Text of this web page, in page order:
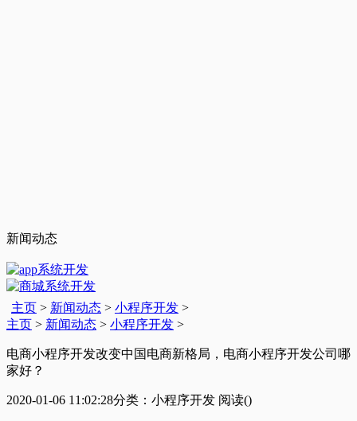
新闻动态
主页> 新闻动态> 小程序开发>
主页 > 新闻动态 > 小程序开发 >
电商小程序开发改变中国电商新格局，电商小程序开发公司哪
家好？
2020-01-06 11:02:28分类：小程序开发 阅读()